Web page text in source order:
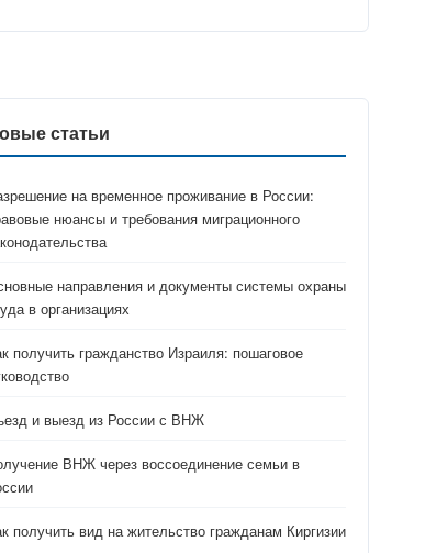
статьи
на временное проживание в России:
нюансы и требования миграционного
направления и документы системы охраны
в организациях
получить гражданство Израиля: пошаговое
и выезд из России с ВНЖ
ВНЖ через воссоединение семьи в
получить вид на жительство гражданам Киргизии